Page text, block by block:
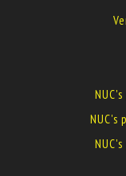
NUC's